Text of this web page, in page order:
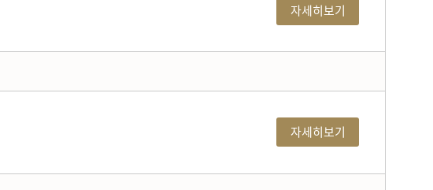
자세히보기
자세히보기